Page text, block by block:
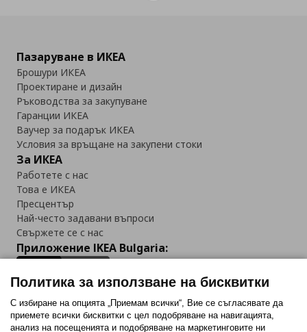
Пазаруване в ИКЕА
Брошури ИКЕА
Проектиране и дизайн
Ръководства за закупуване
Гаранции ИКЕА
Ваучер за подарък ИКЕА
Условия за връщане на закупени стоки
За ИКЕА
Работете с нас
Това е ИКЕА
Пресцентър
Най-често задавани въпроси
Свържете се с нас
Приложение IKEA Bulgaria:
Последвайте ни:
Политика за използване на бисквитки
С избиране на опцията „Приемам всички“, Вие се съгласявате да
приемете всички бисквитки с цел подобряване на навигацията,
анализ на посещенията и подобряване на маркетинговите ни